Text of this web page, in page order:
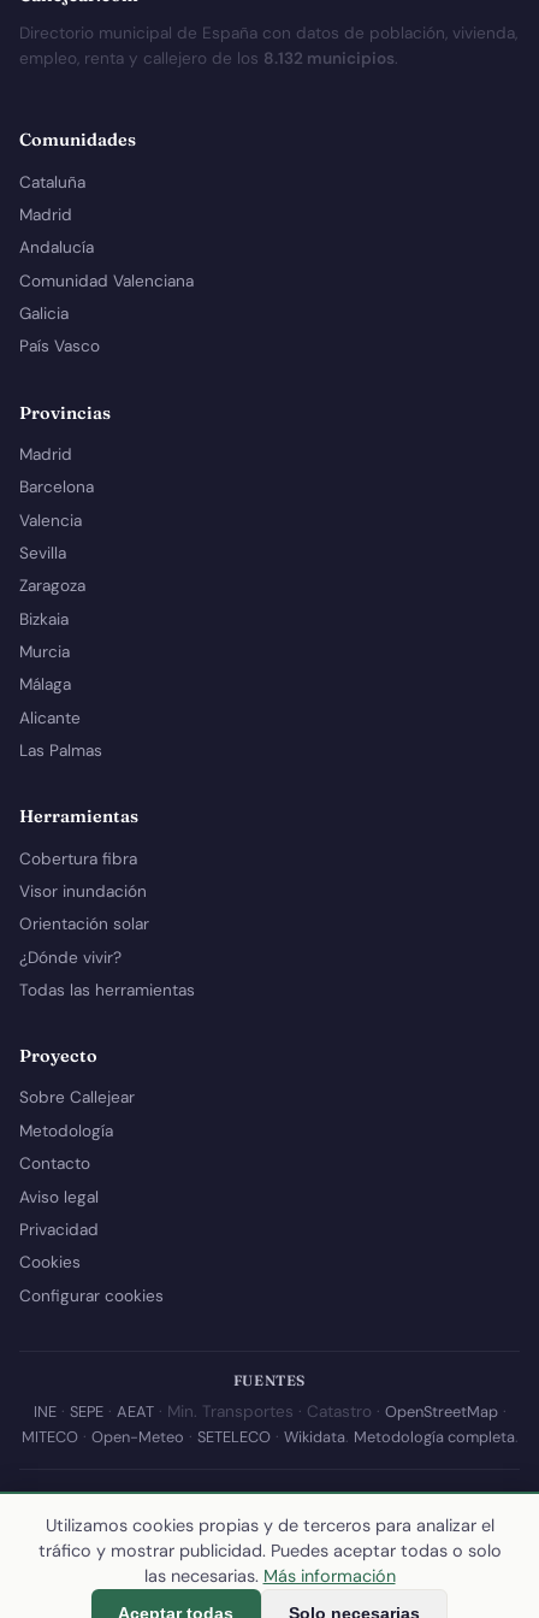
Directorio municipal de España con datos de población, vivienda,
empleo, renta y callejero de los 8.132 municipios.
Comunidades
Cataluña
Madrid
Andalucía
Comunidad Valenciana
Galicia
País Vasco
Provincias
Madrid
Barcelona
Valencia
Sevilla
Zaragoza
Bizkaia
Murcia
Málaga
Alicante
Las Palmas
Herramientas
Cobertura fibra
Visor inundación
Orientación solar
¿Dónde vivir?
Todas las herramientas
Proyecto
Sobre Callejear
Metodología
Contacto
Aviso legal
Privacidad
Cookies
Configurar cookies
FUENTES
INE· SEPE· AEAT· Min. Transportes · Catastro · OpenStreetMap·
MITECO· Open-Meteo · SETELECO· Wikidata. Metodología completa.
© 2026 Callejear.com — Directorio municipal de España con datos
abiertos. Desarrollado y mantenido porYoel Castaño.
Última actualización de esta página:10 de julio de 2026
calculamos los datos
Utilizamos cookies propias y de terceros para analizar el
tráfico y mostrar publicidad. Puedes aceptar todas o solo
las necesarias. Más información
Aceptar todas Solo necesarias